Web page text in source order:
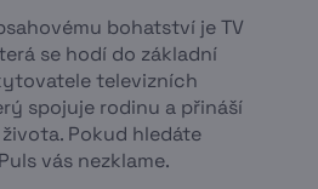
bohatství je TV
se hodí do základní
televizních
spojuje rodinu a přináší
Pokud hledáte
vás nezklame.